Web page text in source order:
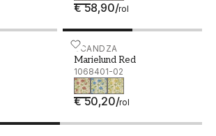
€ 58,90/rol
1098701-02SCANDZA
Marielund Red
1068401-02
€ 50,20/rol
Marielund Red - 1068401-